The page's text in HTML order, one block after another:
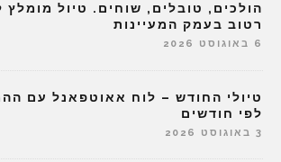
הולכים, טובלים, שוחים. טיול מומלץ
רטוב בעמק המעיינות
6 באוגוסט 2026
טיולי החודש – לוח אאוטפאנל עם
לפי חודשים
3 באוגוסט 2026